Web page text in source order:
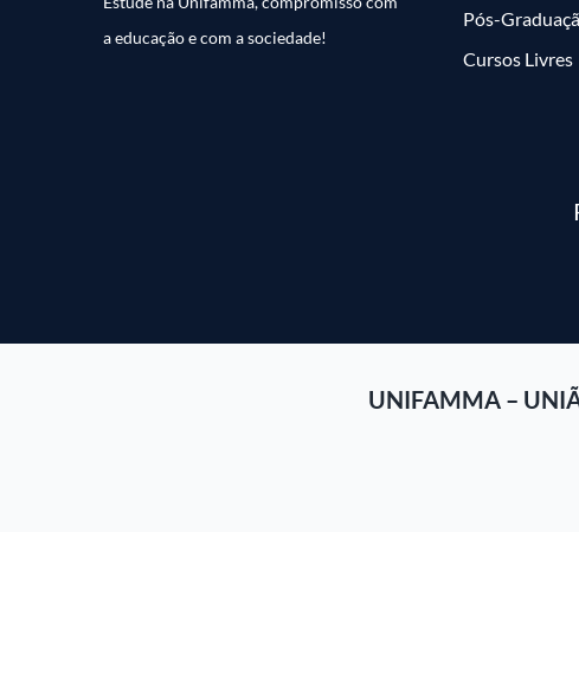
a educação e com a sociedade!
Pós-
Cursos Livres
UNIFAMMA –